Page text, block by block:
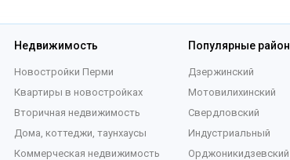
Недвижимость
Новостройки Перми
Квартиры в новостройках
Вторичная недвижимость
Дома, коттеджи, таунхаусы
Коммерческая недвижимость
Популярные
Дзержинский
Мотовилихинский
Свердловский
Индустриальный
Орджоникидзевский